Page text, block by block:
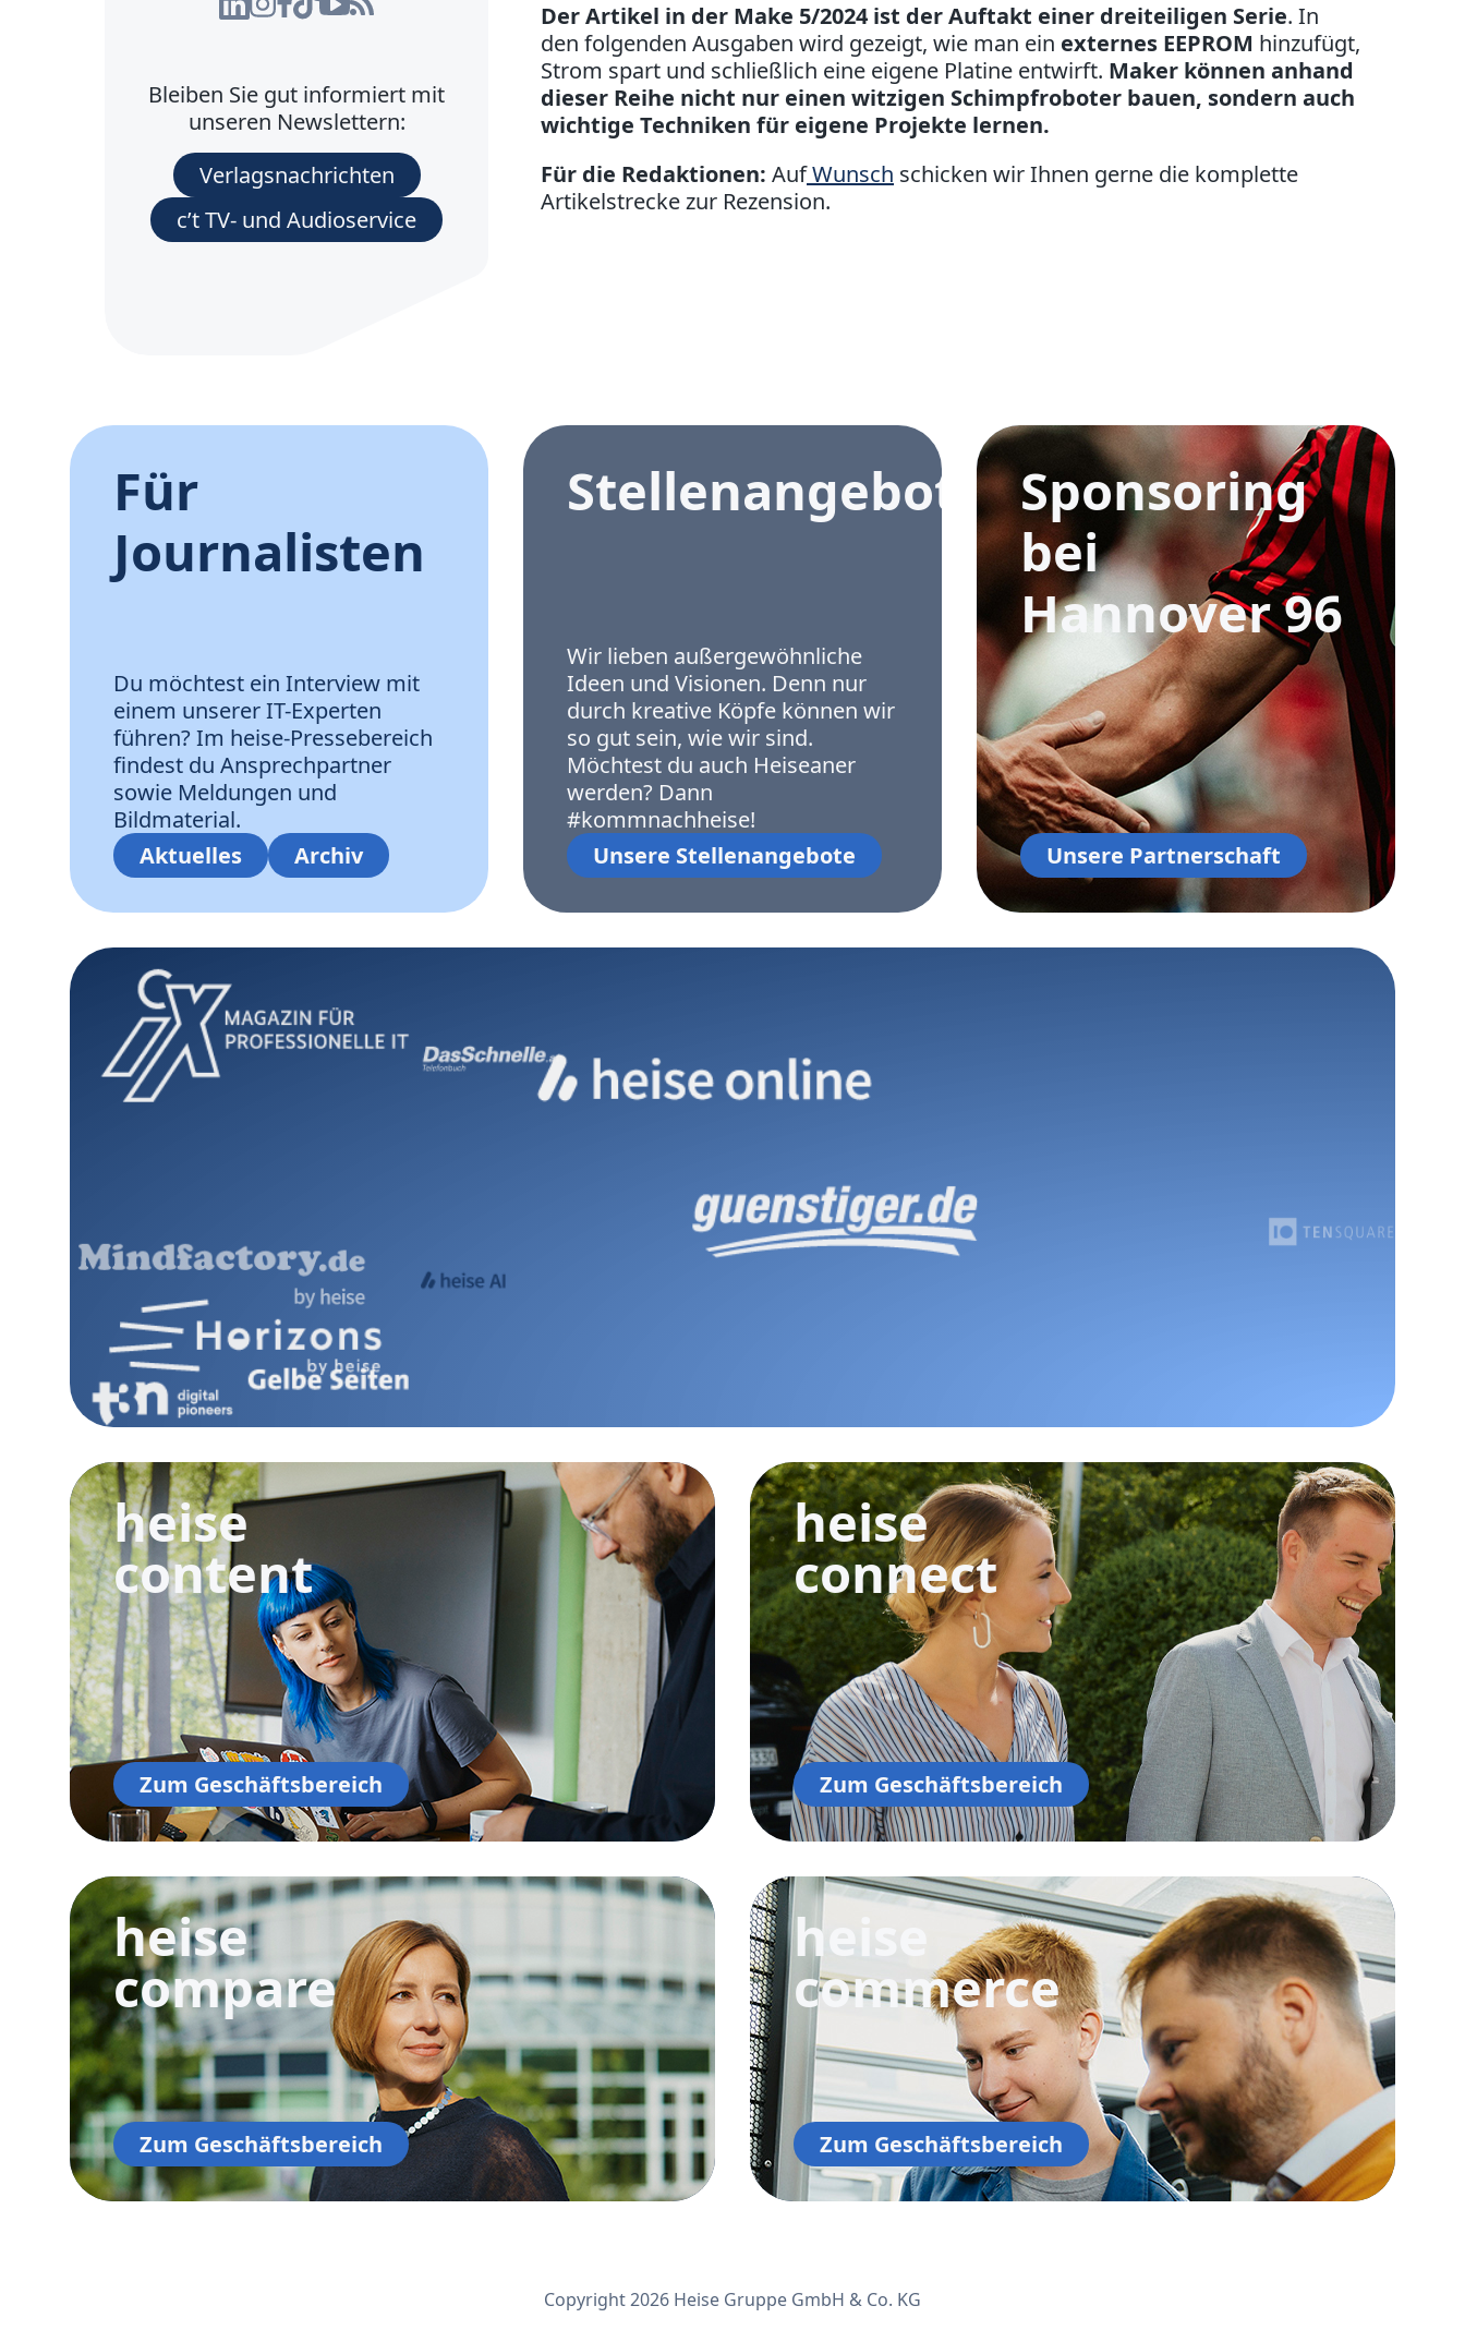
Der Artikel in der Make 5/2024 ist der Auftakt einer dreiteiligen Serie. In
den folgenden Ausgaben wird gezeigt, wie man ein externes EEPROM hinzufügt,
Strom spart und schließlich eine eigene Platine entwirft. Maker können anhand
dieser Reihe nicht nur einen witzigen Schimpfroboter bauen, sondern auch
wichtige Techniken für eigene Projekte lernen.
Für die Redaktionen: AufWunsch schicken wir Ihnen gerne die komplette
Artikelstrecke zur Rezension.
Bleiben Sie gut informiert mit
unseren Newslettern:
Verlagsnachrichten
c’t TV- und Audioservice
Für
Journalisten
Du möchtest ein Interview mit
einem unserer IT-Experten
führen? Im heise-Pressebereich
findest du Ansprechpartner
sowie Meldungen und
Bildmaterial.
Aktuelles
Archiv
Stellenangebote
Wir lieben außergewöhnliche
Ideen und Visionen. Denn nur
durch kreative Köpfe können wir
so gut sein, wie wir sind.
Möchtest du auch Heiseaner
werden? Dann
#kommnachheise!
Unsere Stellenangebote
Sponsoring
bei
Hannover 96
Unsere Partnerschaft
heise
content
Zum Geschäftsbereich
heise
connect
Zum Geschäftsbereich
heise
compare
Zum Geschäftsbereich
heise
commerce
Zum Geschäftsbereich
Copyright 2026 Heise Gruppe GmbH & Co. KG